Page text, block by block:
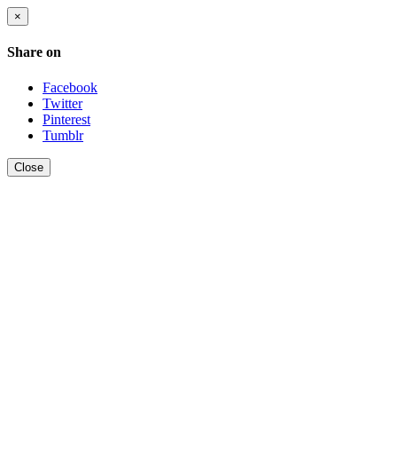
×
Share on
Facebook
Twitter
Pinterest
Tumblr
Close